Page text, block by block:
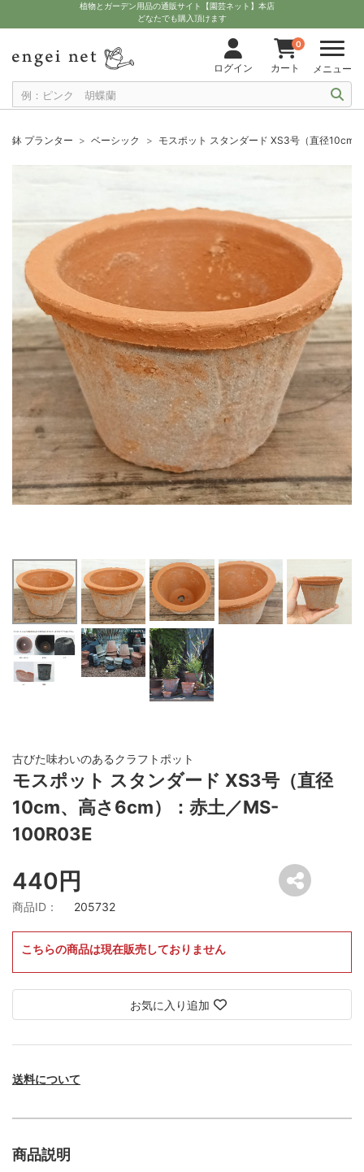
植物とガーデン用品の通販サイト【園芸ネット】本店
どなたでも購入頂けます
ログイン
0
カート メニュー
鉢 プランター ベーシック モスポット スタンダード XS3号（直径10cm
古びた味わいのあるクラフトポット
モスポット スタンダード XS3号（直径
10cm、高さ6cm）：赤土／MS-
100R03E
440円
商品ID： 205732
こちらの商品は現在販売しておりません
お気に入り追加
送料について
商品説明